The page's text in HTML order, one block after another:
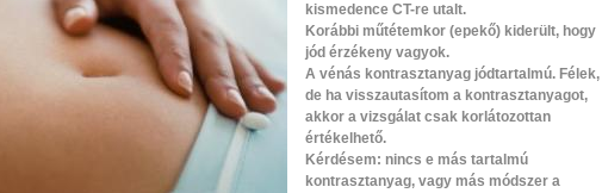
kismedence CT-re utalt.
Korábbi műtétemkor (epekő) kiderült, hogy
jód érzékeny vagyok.
A vénás kontrasztanyag jódtartalmú. Félek,
de ha visszautasítom a kontrasztanyagot,
akkor a vizsgálat csak korlátozottan
értékelhető.
Kérdésem: nincs e más tartalmú
kontrasztanyag, vagy más módszer a